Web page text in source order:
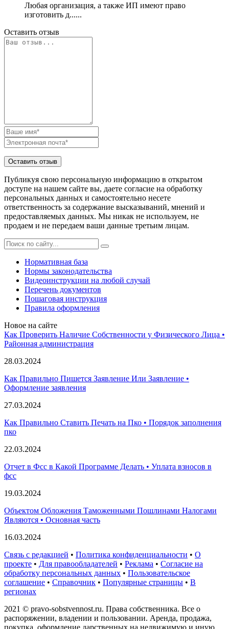
Любая организация, а также ИП имеют право
изготовить д......
Оставить отзыв
Публикуя свою персональную информацию в открытом
доступе на нашем сайте вы, даете согласие на обработку
персональных данных и самостоятельно несете
ответственность за содержание высказываний, мнений и
предоставляемых данных. Мы никак не используем, не
продаем и не передаем ваши данные третьим лицам.
Нормативная база
Нормы законодательства
Видеоинструкции на любой случай
Перечень документов
Пошаговая инструкция
Правила оформления
Новое на сайте
Как Проверить Наличие Собственности у Физического Лица •
Paйoннaя aдминиcтpaция
28.03.2024
Как Правильно Пишется Заявление Или Заявление •
Оформление заявления
27.03.2024
Как Правильно Ставить Печать на Пко • Порядок заполнения
пко
22.03.2024
Отчет в Фсс в Какой Программе Делать • Уплата взносов в
фсс
19.03.2024
Объектом Обложения Таможенными Пошлинами Налогами
Являются • Основная часть
16.03.2024
Связь с редакцией • Политика конфиденциальности • О
проекте • Для правообладателей • Реклама • Согласие на
обработку персональных данных • Пользовательское
соглашение • Справочник • Популярные страницы • В
регионах
2021 © pravo-sobstvennost.ru. Права собственника. Все о
распоряжении, владении и пользовании. Аренда, продажа,
покупка, оформление дарственных на недвижимую и иную